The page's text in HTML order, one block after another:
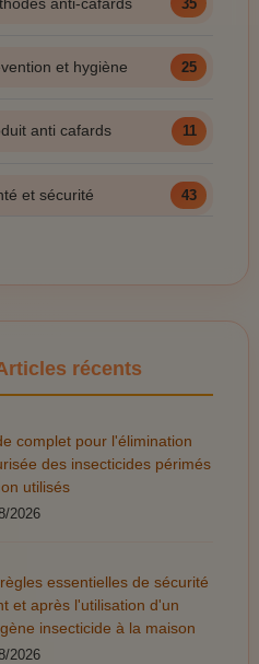
35
et hygiène 25
anti cafards 11
et sécurité 43
récents
complet pour l'élimination
des insecticides périmés
utilisés
2026
essentielles de sécurité
et après l'utilisation d'un
insecticide à la maison
2026